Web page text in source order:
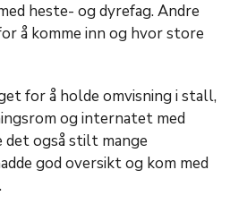
heste- og dyrefag. Andre
å komme inn og hvor store
for å holde omvisning i stall,
og internatet med
også stilt mange
god oversikt og kom med